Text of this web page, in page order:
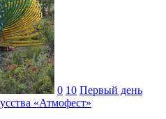
0 10 Первый день
«Атмофест»